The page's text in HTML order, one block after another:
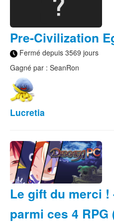
Pre-Civilization
Fermé depuis 3569 jours
Gagné par : SeanRon
Lucretia
Le gift du merci
parmi ces 4 RPG